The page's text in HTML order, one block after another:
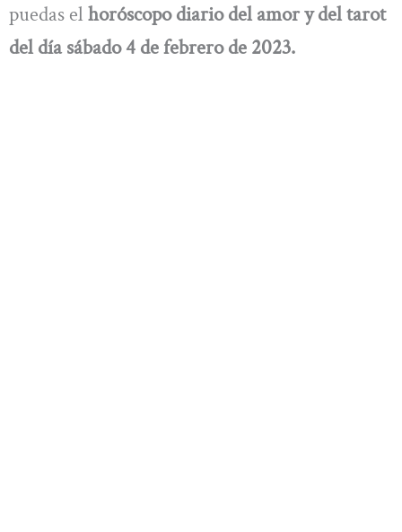
puedas el horóscopo diario del amor y del tarot
del día sábado 4 de febrero de 2023.